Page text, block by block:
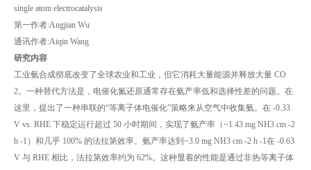
single atom electrocatalysis
第一作者:Angjian Wu
通讯作者:Aiqin Wang
研究内容
工业氨合成彻底改变了全球农业和工业，但它消耗大量能源并释放大量 CO
2。一种替代方法是，电催化氮还原通常存在氨产率低和选择性差的问题。在
这里，提出了一种串联的“等离子体电催化”策略来从空气中收集氨。在 -0.33
V vs. RHE 下稳定运行超过 50 小时期间，实现了氨产率（~1.43 mg NH3 cm -2
h -1）和几乎 100% 的法拉第效率。氨产率达到~3.0 mg NH3 cm -2 h -1在 -0.63
V 与 RHE 相比，法拉第效率约为 62%。这种显着的性能是通过非热等离子体